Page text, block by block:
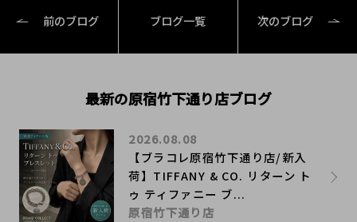
前のブログ ブログ一覧 次のブログ
最新の原宿竹下通り店ブログ
【ブラコレ原宿竹下通り店/新入
荷】TIFFANY & CO. リターン ト
ゥ ティファニー ブ...
2026.08.08
原宿竹下通り店